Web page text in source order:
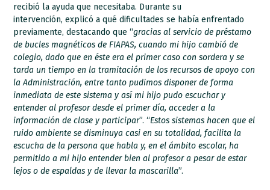
recibió la ayuda que necesitaba. Durante su
intervención, explicó a qué dificultades se había enfrentado
previamente, destacando que “gracias al servicio de préstamo
de bucles magnéticos de FIAPAS, cuando mi hijo cambió de
colegio, dado que en éste era el primer caso con sordera y se
tarda un tiempo en la tramitación de los recursos de apoyo con
la Administración, entre tanto pudimos disponer de forma
inmediata de este sistema y así mi hijo pudo escuchar y
entender al profesor desde el primer día, acceder a la
información de clase y participar”. “Estos sistemas hacen que el
ruido ambiente se disminuya casi en su totalidad, facilita la
escucha de la persona que habla y, en el ámbito escolar, ha
permitido a mi hijo entender bien al profesor a pesar de estar
lejos o de espaldas y de llevar la mascarilla”.